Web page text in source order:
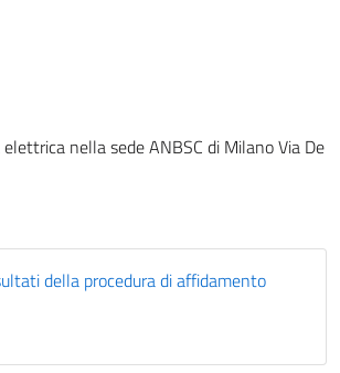
nella sede ANBSC di Milano Via De
della procedura di affidamento